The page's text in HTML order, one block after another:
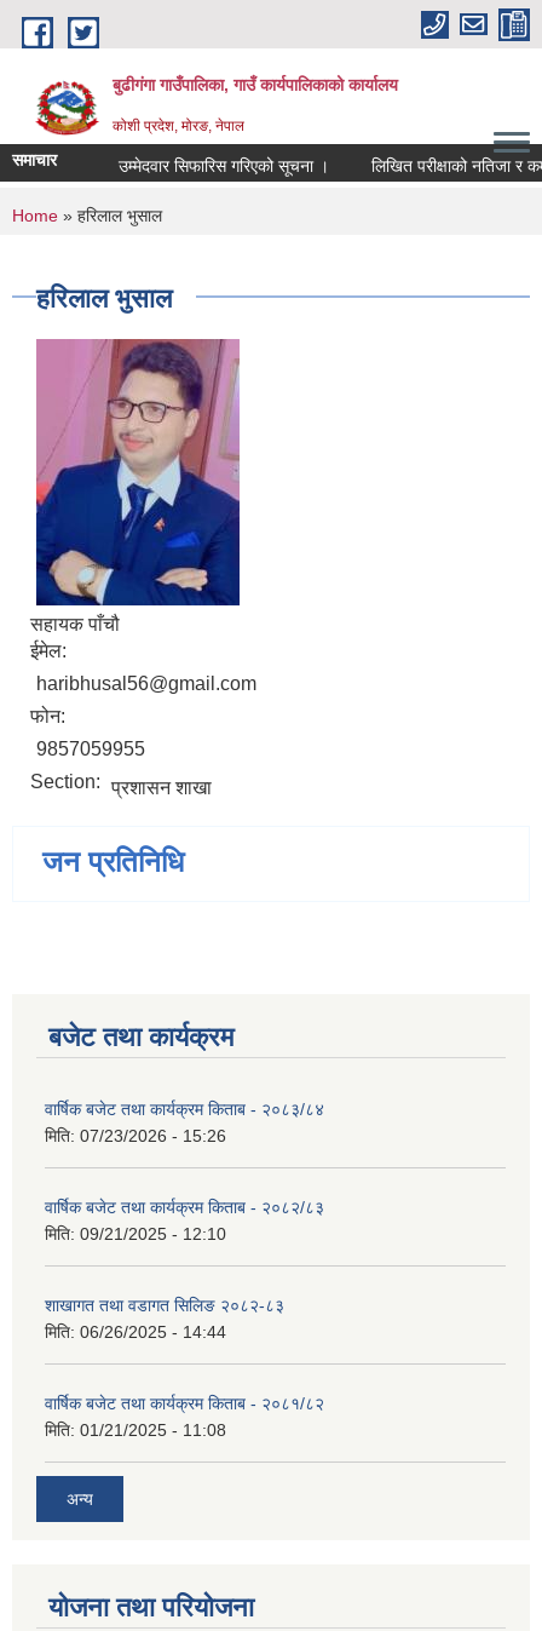
Skip to main content
बुढीगंगा गाउँपालिका, गाउँ कार्यपालिकाको कार्यालय
कोशी प्रदेश, मोरङ, नेपाल
समाचार उम्मेदवार सिफारिस गरिएको सूचना । लिखित परीक्षाको नतिजा र
You are here
Home » हरिलाल भुसाल
हरिलाल भुसाल
सहायक पाँचौ
ईमेल:
haribhusal56@gmail.com
फोन:
9857059955
Section: प्रशासन शाखा
जन प्रतिनिधि
बजेट तथा कार्यक्रम
वार्षिक बजेट तथा कार्यक्रम किताब - २०८३/८४
मिति: 07/23/2026 - 15:26
वार्षिक बजेट तथा कार्यक्रम किताब - २०८२/८३
मिति: 09/21/2025 - 12:10
शाखागत तथा वडागत सिलिङ २०८२-८३
मिति: 06/26/2025 - 14:44
वार्षिक बजेट तथा कार्यक्रम किताब - २०८१/८२
मिति: 01/21/2025 - 11:08
अन्य
योजना तथा परियोजना